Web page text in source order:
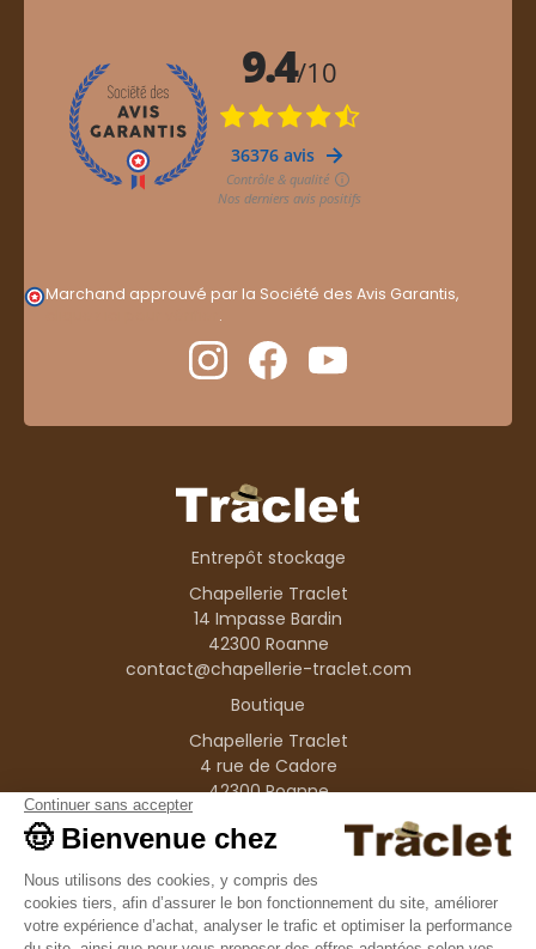
Marchand approuvé par la Société des Avis Garantis,
.
Entrepôt stockage
Chapellerie Traclet
14 Impasse Bardin
42300 Roanne
contact@chapellerie-traclet.com
Boutique
Chapellerie Traclet
4 rue de Cadore
42300 Roanne
Produits